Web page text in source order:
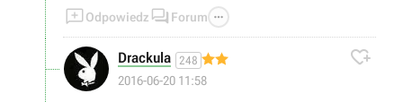
Odpowiedz  Forum 
Drackula 248
2016-06-20 11:58
